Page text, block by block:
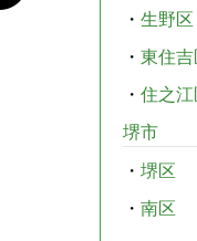
・ 生野区
・ 東住吉
・ 住之江
堺市
・ 堺区
・ 南区